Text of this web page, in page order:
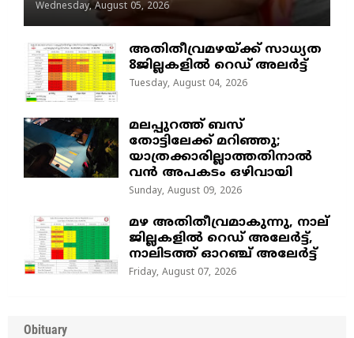
Wednesday, August 05, 2026
അതിതീവ്രമഴയ്ക്ക് സാധ്യത
8ജില്ലകളിൽ റെഡ് അലർട്ട്
Tuesday, August 04, 2026
മലപ്പുറത്ത് ബസ്
തോട്ടിലേക്ക് മറിഞ്ഞു;
യാത്രക്കാരില്ലാത്തതിനാൽ
വൻ അപകടം ഒഴിവായി
Sunday, August 09, 2026
മഴ അതിതീവ്രമാകുന്നു, നാല്
ജില്ലകളില്‍ റെഡ് അലേര്‍ട്ട്‌,
നാലിടത്ത് ഓറഞ്ച് അലേർട്ട്
Friday, August 07, 2026
Obituary